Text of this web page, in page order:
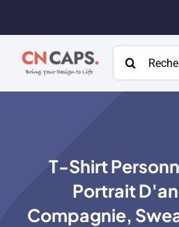
contenu
Rechercher:
Catalogue
À propos
T-Shirt
Portrait
Compagnie,